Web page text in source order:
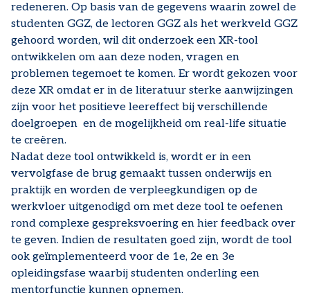
redeneren. Op basis van de gegevens waarin zowel de
studenten GGZ, de lectoren GGZ als het werkveld GGZ
gehoord worden, wil dit onderzoek een XR-tool
ontwikkelen om aan deze noden, vragen en
problemen tegemoet te komen. Er wordt gekozen voor
deze XR omdat er in de literatuur sterke aanwijzingen
zijn voor het positieve leereffect bij verschillende
doelgroepen en de mogelijkheid om real-life situatie
te creëren.
Nadat deze tool ontwikkeld is, wordt er in een
vervolgfase de brug gemaakt tussen onderwijs en
praktijk en worden de verpleegkundigen op de
werkvloer uitgenodigd om met deze tool te oefenen
rond complexe gespreksvoering en hier feedback over
te geven. Indien de resultaten goed zijn, wordt de tool
ook geïmplementeerd voor de 1e, 2e en 3e
opleidingsfase waarbij studenten onderling een
mentorfunctie kunnen opnemen.